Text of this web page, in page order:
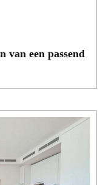
van een passend